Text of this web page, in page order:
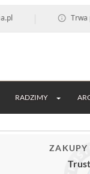
| Trwa
RADZIMY
ZAKUPY